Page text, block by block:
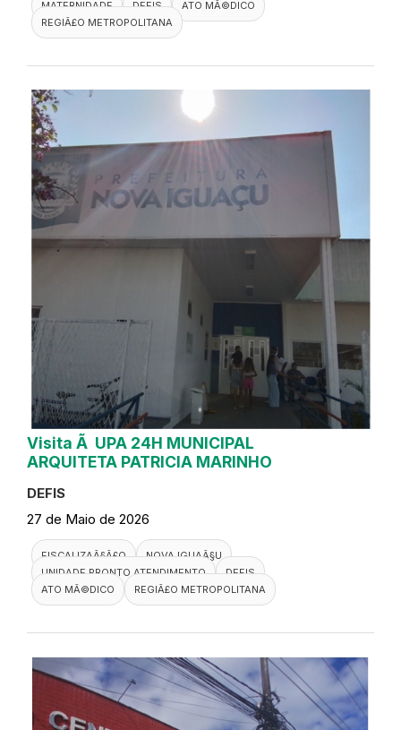
MATERNIDADE
DEFIS
ATO MÃ©DICO
REGIÃ£O METROPOLITANA
Visita Ã UPA 24H MUNICIPAL
ARQUITETA PATRICIA MARINHO
DEFIS
27 de Maio de 2026
FISCALIZAÃ§Ã£O
NOVA IGUAÃ§U
UNIDADE PRONTO ATENDIMENTO
DEFIS
ATO MÃ©DICO
REGIÃ£O METROPOLITANA